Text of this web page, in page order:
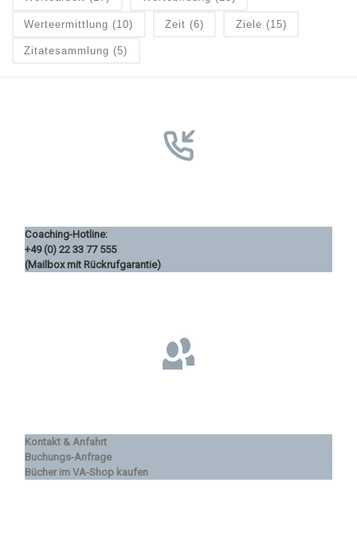
Werteermittlung (10) Zeit (6) Ziele (15)
Zitatesammlung (5)
Coaching-Hotline:
+49 (0) 22 33 77 555
(Mailbox mit Rückrufgarantie)
Kontakt & Anfahrt
Buchungs-Anfrage
Bücher im VA-Shop kaufen